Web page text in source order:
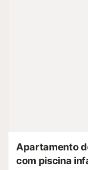
Apartamento
com piscina